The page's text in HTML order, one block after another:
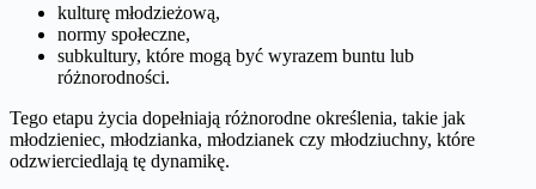
kulturę młodzieżową,
normy społeczne,
subkultury, które mogą być wyrazem buntu lub
różnorodności.
Tego etapu życia dopełniają różnorodne określenia, takie jak
młodzieniec, młodzianka, młodzianek czy młodziuchny, które
odzwierciedlają tę dynamikę.